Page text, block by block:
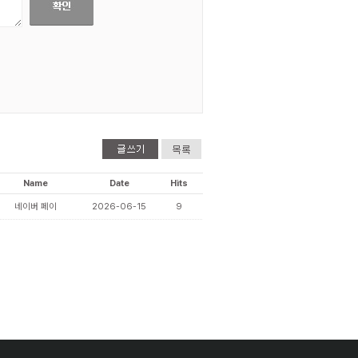
Name Date Hits
네이버 페이 2026-06-15 9